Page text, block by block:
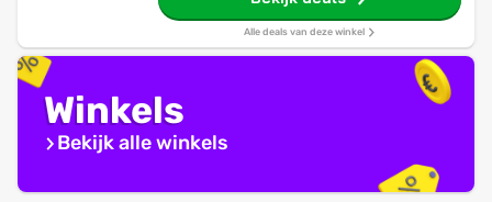
Alle deals van deze winkel
Winkels
Bekijk alle winkels